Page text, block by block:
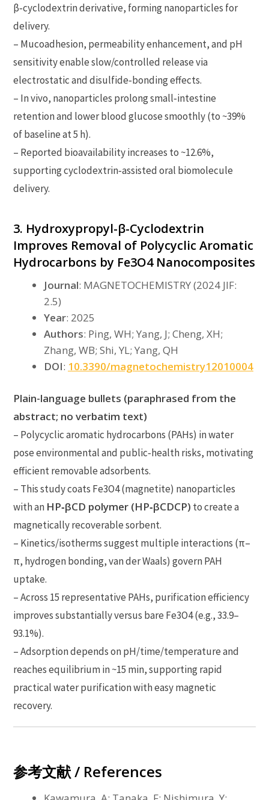
β‑cyclodextrin derivative, forming nanoparticles for
delivery.
– Mucoadhesion, permeability enhancement, and pH
sensitivity enable slow/controlled release via
electrostatic and disulfide‑bonding effects.
– In vivo, nanoparticles prolong small‑intestine
retention and lower blood glucose smoothly (to ~39%
of baseline at 5 h).
– Reported bioavailability increases to ~12.6%,
supporting cyclodextrin‑assisted oral biomolecule
delivery.
3. Hydroxypropyl-β-Cyclodextrin
Improves Removal of Polycyclic Aromatic
Hydrocarbons by Fe3O4 Nanocomposites
Journal: MAGNETOCHEMISTRY (2024 JIF:
2.5)
Year: 2025
Authors: Ping, WH; Yang, J; Cheng, XH;
Zhang, WB; Shi, YL; Yang, QH
DOI: 10.3390/magnetochemistry12010004
Plain-language bullets (paraphrased from the
abstract; no verbatim text)
– Polycyclic aromatic hydrocarbons (PAHs) in water
pose environmental and public‑health risks, motivating
efficient removable adsorbents.
– This study coats Fe3O4 (magnetite) nanoparticles
with an HP‑βCD polymer (HP‑βCDCP) to create a
magnetically recoverable sorbent.
– Kinetics/isotherms suggest multiple interactions (π–
π, hydrogen bonding, van der Waals) govern PAH
uptake.
– Across 15 representative PAHs, purification efficiency
improves substantially versus bare Fe3O4 (e.g., 33.9–
93.1%).
– Adsorption depends on pH/time/temperature and
reaches equilibrium in ~15 min, supporting rapid
practical water purification with easy magnetic
recovery.
参考文献 / References